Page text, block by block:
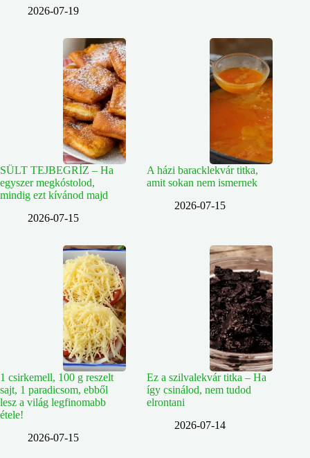
2026-07-19
SÜLT TEJBEGRÍZ – Ha
egyszer megkóstolod,
mindig ezt kívánod majd
2026-07-15
A házi baracklekvár titka,
amit sokan nem ismernek
2026-07-15
1 csirkemell, 100 g reszelt
sajt, 1 paradicsom, ebből
lesz a világ legfinomabb
étele!
2026-07-15
Ez a szilvalekvár titka – Ha
így csinálod, nem tudod
elrontani
2026-07-14